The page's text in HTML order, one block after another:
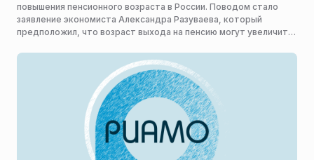
повышения пенсионного возраста в России. Поводом стало
заявление экономиста Александра Разуваева, который
предположил, что возраст выхода на пенсию могут увеличить
проблем. Об этом сообщает «Подъем».